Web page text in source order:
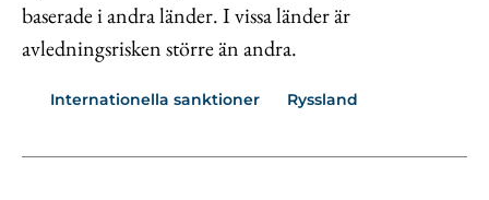
baserade i andra länder. I vissa länder är
avledningsrisken större än andra.
Internationella sanktioner Ryssland